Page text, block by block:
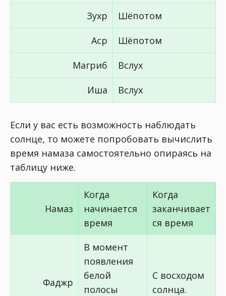
Зухр Шёпотом
Аср Шёпотом
Магриб Вслух
Иша Вслух
Если у вас есть возможность наблюдать
солнце, то можете попробовать вычислить
время намаза самостоятельно опираясь на
таблицу ниже.
Намаз
Когда
начинается
время
Когда
заканчивает
ся время
Фаджр
В момент
появления
белой
полосы
С восходом
солнца.